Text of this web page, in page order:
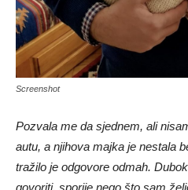
Screenshot
Pozvala me da sjednem, ali
autu, a njihova majka je nestala
tražilo je odgovore odmah.